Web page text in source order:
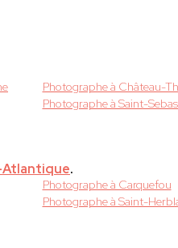
Photographe à Château-
Photographe à Saint-
.
Photographe à Carquefou
Photographe à Saint-